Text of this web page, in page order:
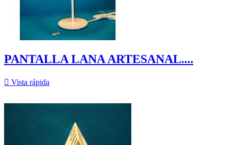
PANTALLA LANA ARTESANAL....
 Vista rápida